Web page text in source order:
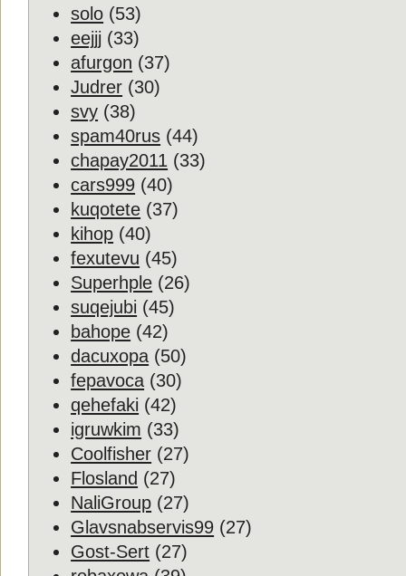
solo (53)
eejjj (33)
afurgon (37)
Judrer (30)
svy (38)
spam40rus (44)
chapay2011 (33)
cars999 (40)
kuqotete (37)
kihop (40)
fexutevu (45)
Superhple (26)
suqejubi (45)
bahope (42)
dacuxopa (50)
fepavoca (30)
qehefaki (42)
igruwkim (33)
Coolfisher (27)
Flosland (27)
NaliGroup (27)
Glavsnabservis99 (27)
Gost-Sert (27)